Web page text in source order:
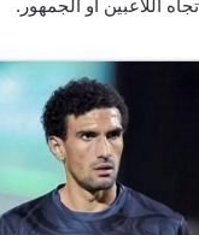
اللاعبين أو الجمهور.